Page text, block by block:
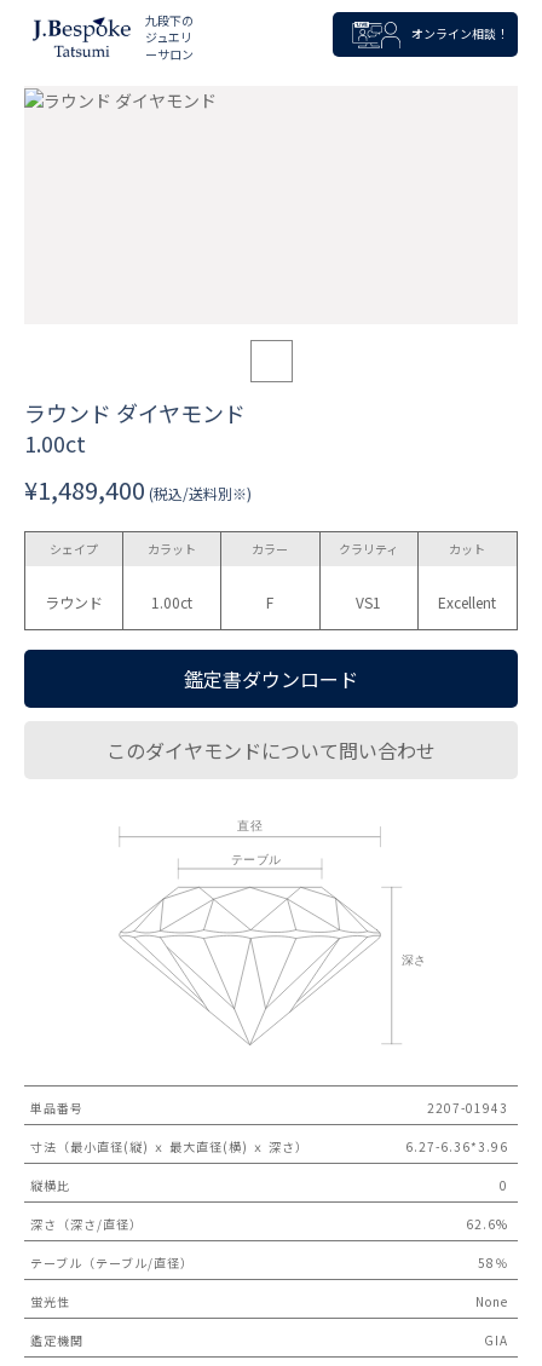
九段下の
ジュエリ
ーサロン
オンライン相談！
ラウンド ダイヤモンド
1.00ct
¥1,489,400 (税込/送料別※)
シェイプ
ラウンド
カラット
1.00ct
カラー
F
クラリティ
VS1
カット
Excellent
鑑定書ダウンロード
このダイヤモンドについて問い合わせ
単品番号 2207-01943
寸法（最小直径(縦) ｘ 最大直径(横) ｘ 深さ） 6.27-6.36*3.96
縦横比 0
深さ（深さ/直径） 62.6%
テーブル（テーブル/直径） 58％
蛍光性 None
鑑定機関 GIA